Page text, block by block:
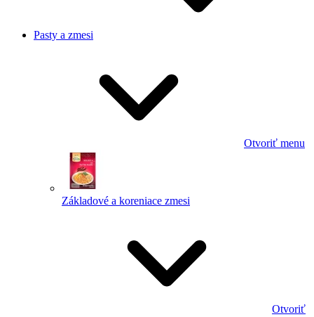
Pasty a zmesi
Otvoriť menu
Základové a koreniace zmesi
Otvoriť